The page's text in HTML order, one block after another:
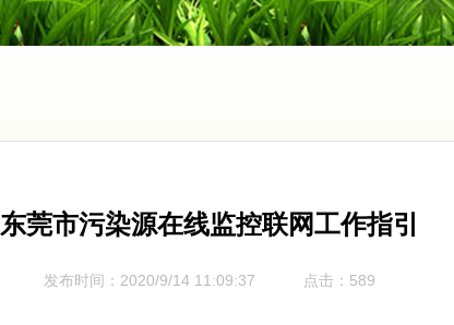
东莞市污染源在线监控联网工作指引
发布时间：2020/9/14 11:09:37 点击：589